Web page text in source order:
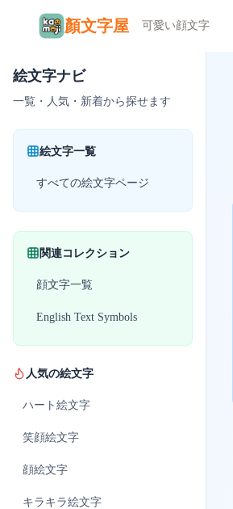
顏文字屋 可愛い顔文字
絵文字ナビ
一覧・人気・新着から探せます
絵文字一覧
すべての絵文字ページ
関連コレクション
顔文字一覧
English Text Symbols
人気の絵文字
ハート 絵文字
笑顔絵文字
顔絵文字
キラキラ絵文字